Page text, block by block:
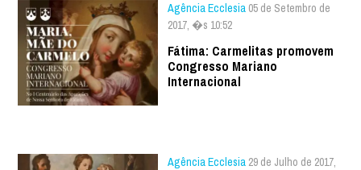
Agência Ecclesia 05 de Setembro de
2017, �s 10:52
Fátima: Carmelitas promovem
Congresso Mariano
Internacional
Agência Ecclesia 29 de Julho de 2017,